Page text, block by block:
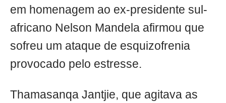
em homenagem ao ex-presidente sul-
africano Nelson Mandela afirmou que
sofreu um ataque de esquizofrenia
provocado pelo estresse.
Thamasanqa Jantjie, que agitava as